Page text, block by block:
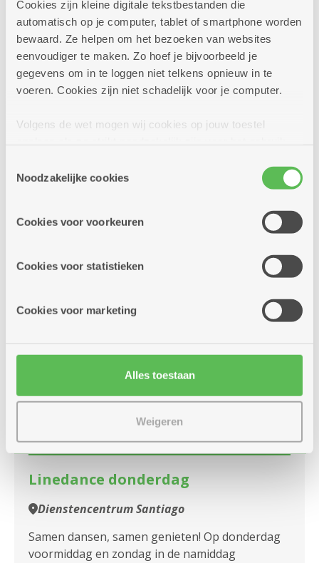
Cookies zijn kleine digitale tekstbestanden die
automatisch op je computer, tablet of smartphone worden
bewaard. Ze helpen om het bezoeken van websites
eenvoudiger te maken. Zo hoef je bijvoorbeeld je
gegevens om in te loggen niet telkens opnieuw in te
voeren. Cookies zijn niet schadelijk voor je computer.
Volgens de wet mogen wij cookies op jouw toestel
cookies hebben we jouw toestemming nodig. Sommige
cookies worden geplaatst door derde partijen die een
informatie over jouw (geanonimiseerd) gebruik van onze
partners kunnen deze gegevens combineren met andere
Noodzakelijke cookies
Cookies voor voorkeuren
Cookies voor statistieken
Cookies voor marketing
Alles toestaan
Weigeren
Meer info
zondag
27
juni
11u15
-
13u
Dienstencentrum Santiago
1 10u
12u
Elke donderdag
Linedance donderdag
Dienstencentrum Santiago
Samen dansen, samen genieten! Op donderdag
voormiddag en zondag in de namiddag